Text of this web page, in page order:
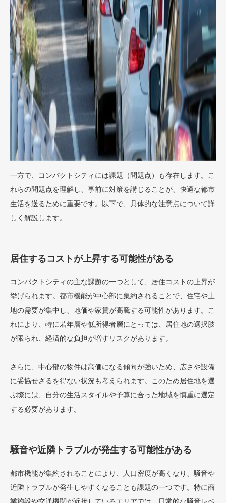
一方で、コンパクトシティには課題（問題点）も存在します。こ
れらの問題点を理解し、事前に対策を講じることが、快適な都市
生活を送るために重要です。以下で、具体的な注意点について詳
しく解説します。
居住するコストが上昇する可能性がある
コンパクトシティの主な課題の一つとして、居住コストの上昇が
挙げられます。都市機能が中心部に集約されることで、住宅や土
地の需要が集中し、地価や家賃が高騰する可能性があります。こ
れにより、特に若年層や低所得者層にとっては、居住地の選択肢
が限られ、経済的な負担が増すリスクがあります。
さらに、中心部の物件は高価になる傾向が強いため、広さや設備
に妥協せざるを得ない状況も考えられます。このため居住地を選
ぶ際には、自分の生活スタイルや予算に合った地域を慎重に選定
する必要があります。
騒音や近隣トラブルが発生する可能性がある
都市機能が集約されることにより、人口密度が高くなり、騒音や
近隣トラブルが発生しやすくなることも課題の一つです。特に商